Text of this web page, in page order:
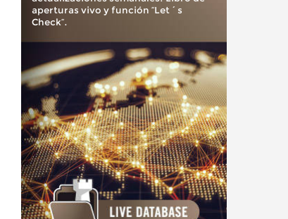
aperturas vivo y función “Let´s
Check”.